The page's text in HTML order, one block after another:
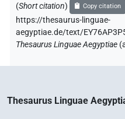
(Short citation) Copy citation
https://thesaurus-linguae-
aegyptiae.de/text/
Thesaurus Linguae Aegyptiae (
Thesaurus Linguae